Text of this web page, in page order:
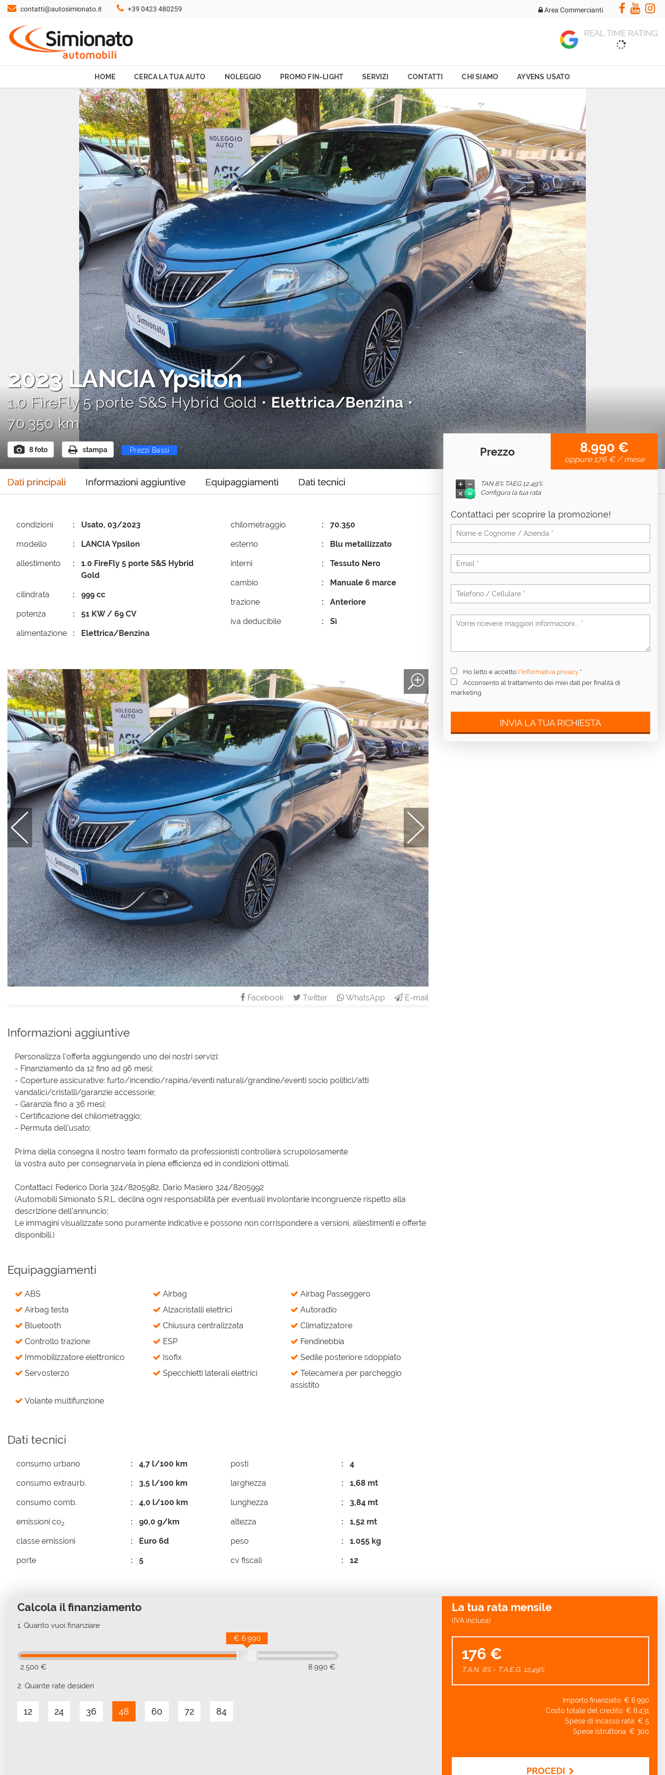
HOME
CERCA LA TUA AUTO
AREA COMMERCIANTI
contatti@autosimionato.it +39 0423 480259 Area Commercianti
REAL TIME RATING
HOME CERCA LA TUA AUTO NOLEGGIO PROMO FIN-LIGHT SERVIZI CONTATTI CHI SIAMO AYVENS USATO
2023 LANCIA Ypsilon
1.0 FireFly 5 porte S&S Hybrid Gold •Elettrica/Benzina•
70.350 km
8 foto stampa Prezzi Bassi Occasioni Prezzi Bassi Occasioni
Dati principali Informazioni aggiuntive Equipaggiamenti Dati tecnici
condizioni Usato, 03/2023
modello LANCIA Ypsilon
allestimento
1.0 FireFly 5 porte S&S Hybrid
Gold
cilindrata 999 cc
potenza 51 KW / 69 CV
alimentazione Elettrica/Benzina
chilometraggio 70.350
esterno Blu metallizzato
interni Tessuto Nero
cambio Manuale 6 marce
trazione Anteriore
iva deducibile Sì
1 / 8
Facebook Twitter WhatsApp E-mail
Informazioni aggiuntive
Personalizza l'offerta aggiungendo uno dei nostri servizi:
- Finanziamento da 12 fino ad 96 mesi;
- Coperture assicurative: furto/incendio/rapina/eventi naturali/grandine/eventi socio politici/atti
vandalici/cristalli/garanzie accessorie;
- Garanzia fino a 36 mesi;
- Certificazione del chilometraggio;
- Permuta dell'usato;
Prima della consegna il nostro team formato da professionisti controllerà scrupolosamente
la vostra auto per consegnarvela in piena efficienza ed in condizioni ottimali.
Contattaci: Federico Doria 324/8205982, Dario Masiero 324/8205992
(Automobili Simionato S.R.L. declina ogni responsabilità per eventuali involontarie incongruenze rispetto alla
descrizione dell’annuncio;
Le immagini visualizzate sono puramente indicative e possono non corrispondere a versioni, allestimenti e offerte
disponibili.)
Equipaggiamenti
ABS Airbag
Airbag Passeggero
Airbag testa
Alzacristalli elettrici
Autoradio
Bluetooth
Chiusura centralizzata
Climatizzatore
Controllo trazione
ESP
Fendinebbia
Immobilizzatore elettronico
Isofix
Sedile posteriore sdoppiato
Servosterzo
Specchietti laterali elettrici
Telecamera per parcheggio
assistito
Volante multifunzione
Dati tecnici
consumo urbano 4,7 l/100 km
consumo extraurb. 3,5 l/100 km
consumo comb. 4,0 l/100 km
emissioni co2 90,0 g/km
classe emissioni Euro 6d
porte 5
posti 4
larghezza 1,68 mt
lunghezza 3,84 mt
altezza 1,52 mt
peso 1.055 kg
cv fiscali 12
Prezzo 8.990 €
oppure 176 €/ mese
TAN 8% TAEG 12,49%
Configura la tua rata
Contattaci per scoprire la promozione!
Ho letto e accetto l'informativa privacy *
Acconsento al trattamento dei miei dati per finalità di
marketing
INVIA LA TUA RICHIESTA
Calcola il finanziamento
1. Quanto vuoi finanziare
2.500 € 8.990 €
€ 6.990
2. Quante rate desideri
12 24 36 48 60 72 84
La tua rata mensile
(IVA inclusa)
176 €
T.A.N. 8% - T.A.E.G. 12,49%
Importo finanziato: € 6.990
Costo totale del credito: € 8.431
Spese di incasso rata: € 5
Spese istruttoria: € 300
PROCEDI